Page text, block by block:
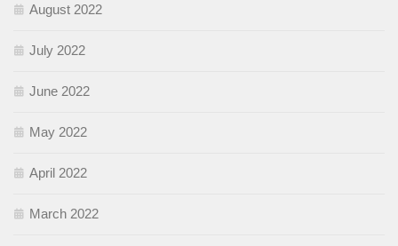
August 2022
July 2022
June 2022
May 2022
April 2022
March 2022